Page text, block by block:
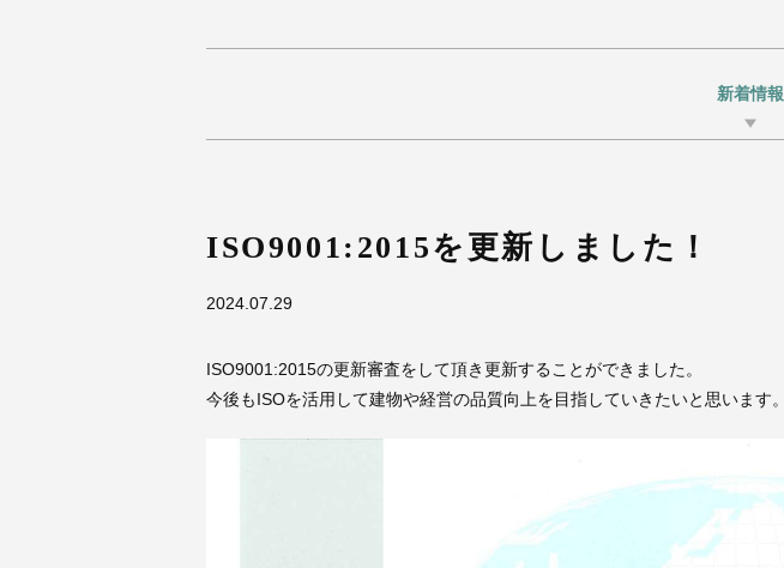
新着情報
ISO9001:2015を更新しました！
2024.07.29
ISO9001:2015の更新審査をして頂き更新することができました。
今後もISOを活用して建物や経営の品質向上を目指していきたいと思います。